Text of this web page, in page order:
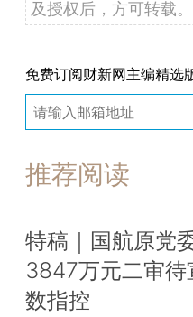
及授权后，方可转载。
免费订阅财新网主编精选
推荐阅读
特稿｜国航原党
3847万元二审待
数指控